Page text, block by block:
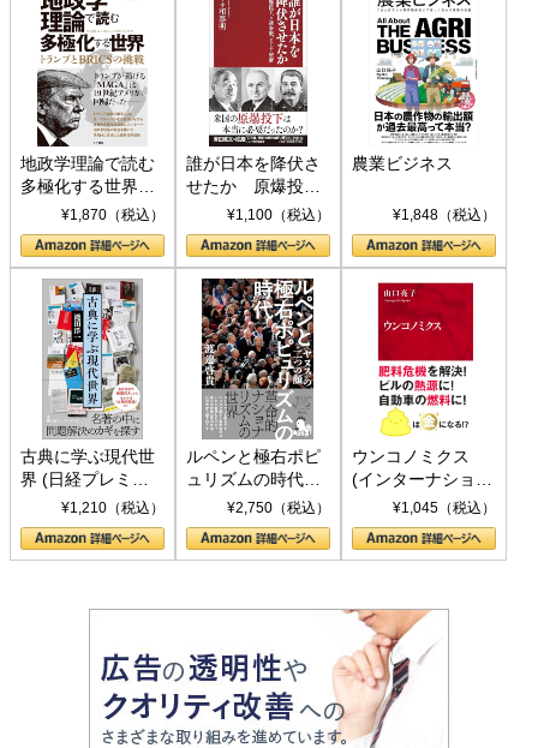
地政学理論で読む
多極化する世界：
トランプとBRICS
の挑戦
¥1,870（税込）
誰が日本を降伏さ
せたか 原爆投
下、ソ連参戦、そ
して聖断 (PHP新
書)
¥1,100（税込）
農業ビジネス
¥1,848（税込）
古典に学ぶ現代世
界 (日経プレミア
シリーズ)¥1,210（税込）
ルペンと極右ポピ
ュリズムの時代：
〈ヤヌス〉の二つ
の顔
¥2,750（税込）
ウンコノミクス
(インターナショナ
ル新書)¥1,045（税込）